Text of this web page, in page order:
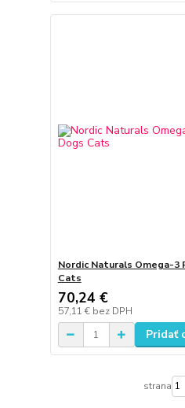
Nordic Naturals Omega-3
Cats
70,24 €
57,11 € bez DPH
Pridať
strana